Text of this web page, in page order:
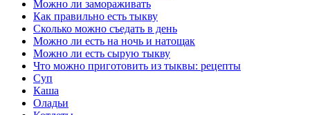
Можно ли замораживать
Как правильно есть тыкву
Сколько можно съедать в день
Можно ли есть на ночь и натощак
Можно ли есть сырую тыкву
Что можно приготовить из тыквы: рецепты
Суп
Каша
Оладьи